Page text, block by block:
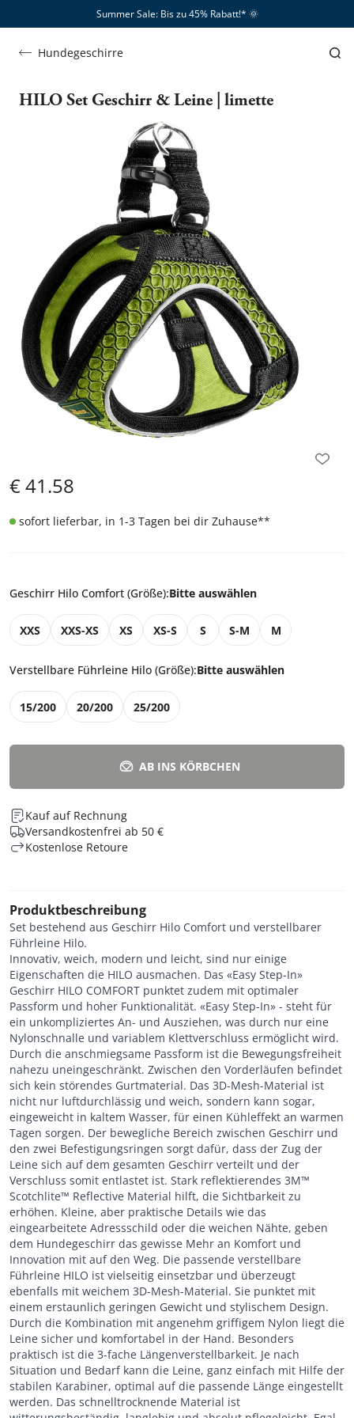
Summer Sale: Bis zu 45% Rabatt!*​ 🌞
Hundegeschirre
HILO Set Geschirr & Leine | limette
€41.58
sofort lieferbar, in 1-3 Tagen bei dir Zuhause**
Geschirr Hilo Comfort (Größe):Bitte auswählen
XXS XXS-XS XS XS-S S S-M M
Verstellbare Führleine Hilo (Größe):Bitte auswählen
15/200 20/200 25/200
AB INS KÖRBCHEN
Kauf auf Rechnung
Versandkostenfrei ab 50 €
Kostenlose Retoure
Produktbeschreibung
Set bestehend aus Geschirr Hilo Comfort und verstellbarer
Führleine Hilo.
Innovativ, weich, modern und leicht, sind nur einige
Eigenschaften die HILO ausmachen. Das «Easy Step-In»
Geschirr HILO COMFORT punktet zudem mit optimaler
Passform und hoher Funktionalität. «Easy Step-In» - steht für
ein unkompliziertes An- und Ausziehen, was durch nur eine
Nylonschnalle und variablem Klettverschluss ermöglicht wird.
Durch die anschmiegsame Passform ist die Bewegungsfreiheit
nahezu uneingeschränkt. Zwischen den Vorderläufen befindet
sich kein störendes Gurtmaterial. Das 3D-Mesh-Material ist
nicht nur luftdurchlässig und weich, sondern kann sogar,
eingeweicht in kaltem Wasser, für einen Kühleffekt an warmen
Tagen sorgen. Der bewegliche Bereich zwischen Geschirr und
den zwei Befestigungsringen sorgt dafür, dass der Zug der
Leine sich auf dem gesamten Geschirr verteilt und der
Verschluss somit entlastet ist. Stark reflektierendes 3M™
Scotchlite™ Reflective Material hilft, die Sichtbarkeit zu
erhöhen. Kleine, aber praktische Details wie das
eingearbeitete Adressschild oder die weichen Nähte, geben
dem Hundegeschirr das gewisse Mehr an Komfort und
Innovation mit auf den Weg. Die passende verstellbare
Führleine HILO ist vielseitig einsetzbar und überzeugt
ebenfalls mit weichem 3D-Mesh-Material. Sie punktet mit
einem erstaunlich geringen Gewicht und stylischem Design.
Durch die Kombination mit angenehm griffigem Nylon liegt die
Leine sicher und komfortabel in der Hand. Besonders
praktisch ist die 3-fache Längenverstellbarkeit. Je nach
Situation und Bedarf kann die Leine, ganz einfach mit Hilfe der
stabilen Karabiner, optimal auf die passende Länge eingestellt
werden. Das schnelltrocknende Material ist